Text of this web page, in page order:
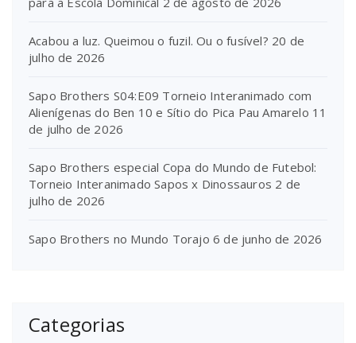
Acabou a luz. Queimou o fuzil. Ou o fusível? 20 de
julho de 2026
Sapo Brothers S04:E09 Torneio Interanimado com
Alienígenas do Ben 10 e Sítio do Pica Pau Amarelo 11
de julho de 2026
Sapo Brothers especial Copa do Mundo de Futebol:
Torneio Interanimado Sapos x Dinossauros 2 de
julho de 2026
Sapo Brothers no Mundo Torajo 6 de junho de 2026
Categorias